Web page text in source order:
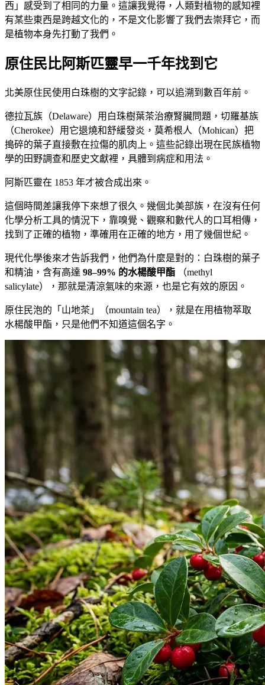
西」感受到了相同的力量。這讓我覺得，人類對植物的感知裡
有某些東西是跨越文化的，不是文化影響了我們去崇拜它，而
是植物本身先打動了我們。
原住民比阿斯匹靈早一千年找到它
北美原住民使用白珠樹的文字記錄，可以追溯到數百年前。
德拉瓦族（Delaware）用白珠樹葉茶治療腎臟問題，切羅基族
（Cherokee）用它退燒和舒緩發炎，莫希根人（Mohican）把
搗碎的葉子直接敷在拉傷的肌肉上。這些記錄出現在民族植物
學的田野調查和歷史文獻裡，具體到病症和用法。
阿斯匹靈在 1853 年才被合成出來。
這個時間差讓我停下來想了很久。幾個北美部族，在沒有任何
化學分析工具的情況下，靠嗅覺、觀察和數代人的口耳相傳，
找到了正確的植物，準確用在正確的地方，用了幾個世紀。
現代化學後來才告訴我們，他們為什麼是對的：白珠樹的葉子
和精油，含有高達 98–99% 的水楊酸甲酯 （methyl
salicylate），那就是清涼氣味的來源，也是它有效的原因。
原住民泡的「山地茶」（mountain tea），就是在用植物萃取
水楊酸甲酯，只是他們不知道這個名字。